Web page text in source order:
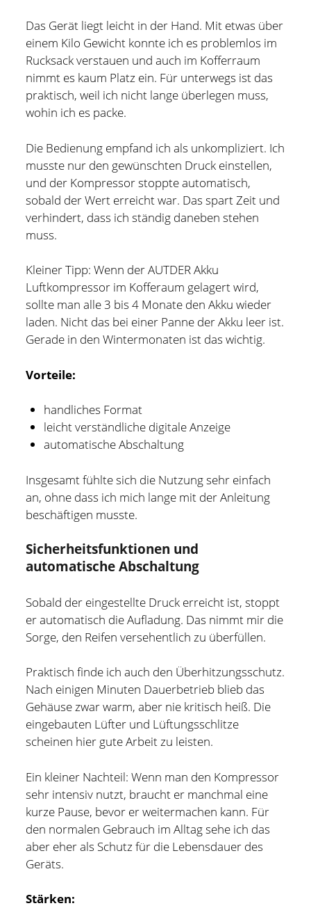
Das Gerät liegt leicht in der Hand. Mit etwas über
einem Kilo Gewicht konnte ich es problemlos im
Rucksack verstauen und auch im Kofferraum
nimmt es kaum Platz ein. Für unterwegs ist das
praktisch, weil ich nicht lange überlegen muss,
wohin ich es packe.
Die Bedienung empfand ich als unkompliziert. Ich
musste nur den gewünschten Druck einstellen,
und der Kompressor stoppte automatisch,
sobald der Wert erreicht war. Das spart Zeit und
verhindert, dass ich ständig daneben stehen
muss.
Kleiner Tipp: Wenn der AUTDER Akku
Luftkompressor im Kofferaum gelagert wird,
sollte man alle 3 bis 4 Monate den Akku wieder
laden. Nicht das bei einer Panne der Akku leer ist.
Gerade in den Wintermonaten ist das wichtig.
Vorteile:
handliches Format
leicht verständliche digitale Anzeige
automatische Abschaltung
Insgesamt fühlte sich die Nutzung sehr einfach
an, ohne dass ich mich lange mit der Anleitung
beschäftigen musste.
Sicherheitsfunktionen und
automatische Abschaltung
Sobald der eingestellte Druck erreicht ist, stoppt
er automatisch die Aufladung. Das nimmt mir die
Sorge, den Reifen versehentlich zu überfüllen.
Praktisch finde ich auch den Überhitzungsschutz.
Nach einigen Minuten Dauerbetrieb blieb das
Gehäuse zwar warm, aber nie kritisch heiß. Die
eingebauten Lüfter und Lüftungsschlitze
scheinen hier gute Arbeit zu leisten.
Ein kleiner Nachteil: Wenn man den Kompressor
sehr intensiv nutzt, braucht er manchmal eine
kurze Pause, bevor er weitermachen kann. Für
den normalen Gebrauch im Alltag sehe ich das
aber eher als Schutz für die Lebensdauer des
Geräts.
Stärken: